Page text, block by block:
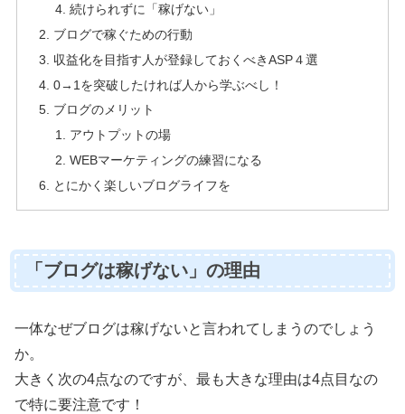
続けられずに「稼げない」
ブログで稼ぐための行動
収益化を目指す人が登録しておくべきASP４選
0→1を突破したければ人から学ぶべし！
ブログのメリット
アウトプットの場
WEBマーケティングの練習になる
とにかく楽しいブログライフを
「ブログは稼げない」の理由
一体なぜブログは稼げないと言われてしまうのでしょう
か。
大きく次の4点なのですが、最も大きな理由は4点目なの
で特に要注意です！